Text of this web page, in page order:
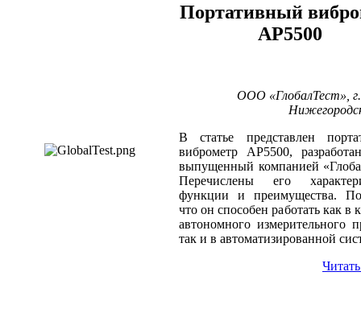
Портативный
AP5500
ООО «ГлобалТест»,
В статье представлен
виброметр AP5500,
выпущенный компанией
Перечислены его
функции и преимущества.
что он способен работать как в
автономного измерительного
так и в автоматизированной